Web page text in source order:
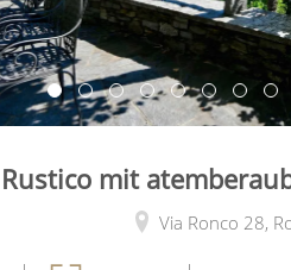
mit
Via Ronco 28,